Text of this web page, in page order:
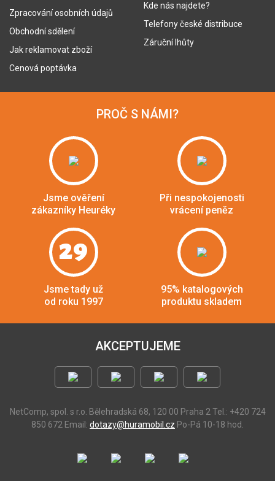
Zpracování osobních údajů
Obchodní sdělení
Jak reklamovat zboží
Cenová poptávka
Kde nás najdete?
Telefony české distribuce
Záruční lhůty
PROČ S NÁMI?
Jsme ověření
zákazníky Heuréky
Při nespokojenosti
vrácení peněz
29
Jsme tady už
od roku 1997
95% katalogových
produktu skladem
AKCEPTUJEME
NetComp, spol. s r.o. Bělehradská 68, 120 00 Praha 2 Tel.: +420 724
850 672 Email: dotazy@huramobil.cz Po-Pá 10-18 hod.